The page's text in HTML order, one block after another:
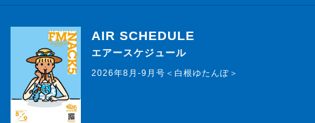
AIR SCHEDULE
エアースケジュール
2026年8月-9月号＜白根ゆたんぽ＞